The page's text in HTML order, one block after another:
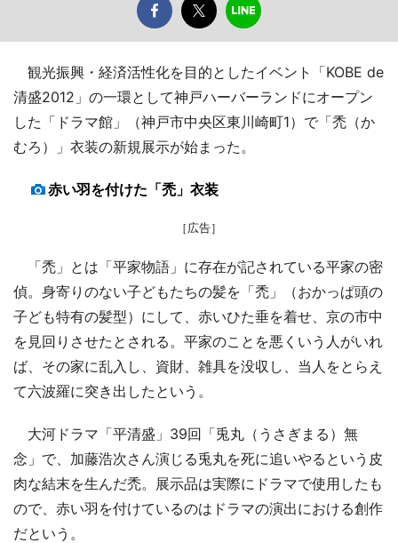
観光振興・経済活性化を目的としたイベント「KOBE de
清盛2012」の一環として神戸ハーバーランドにオープン
した「ドラマ館」（神戸市中央区東川崎町1）で「禿（か
むろ）」衣装の新規展示が始まった。
赤い羽を付けた「禿」衣装
［広告］
「禿」とは「平家物語」に存在が記されている平家の密
偵。身寄りのない子どもたちの髪を「禿」（おかっぱ頭の
子ども特有の髪型）にして、赤いひた垂を着せ、京の市中
を見回りさせたとされる。平家のことを悪くいう人がいれ
ば、その家に乱入し、資財、雑具を没収し、当人をとらえ
て六波羅に突き出したという。
大河ドラマ「平清盛」39回「兎丸（うさぎまる）無
念」で、加藤浩次さん演じる兎丸を死に追いやるという皮
肉な結末を生んだ禿。展示品は実際にドラマで使用したも
ので、赤い羽を付けているのはドラマの演出における創作
だという。